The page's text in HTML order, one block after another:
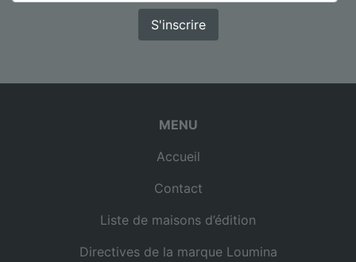
S'inscrire
MENU
Accueil
Contact
Liste de maisons d’édition
Directives de la marque Loumina